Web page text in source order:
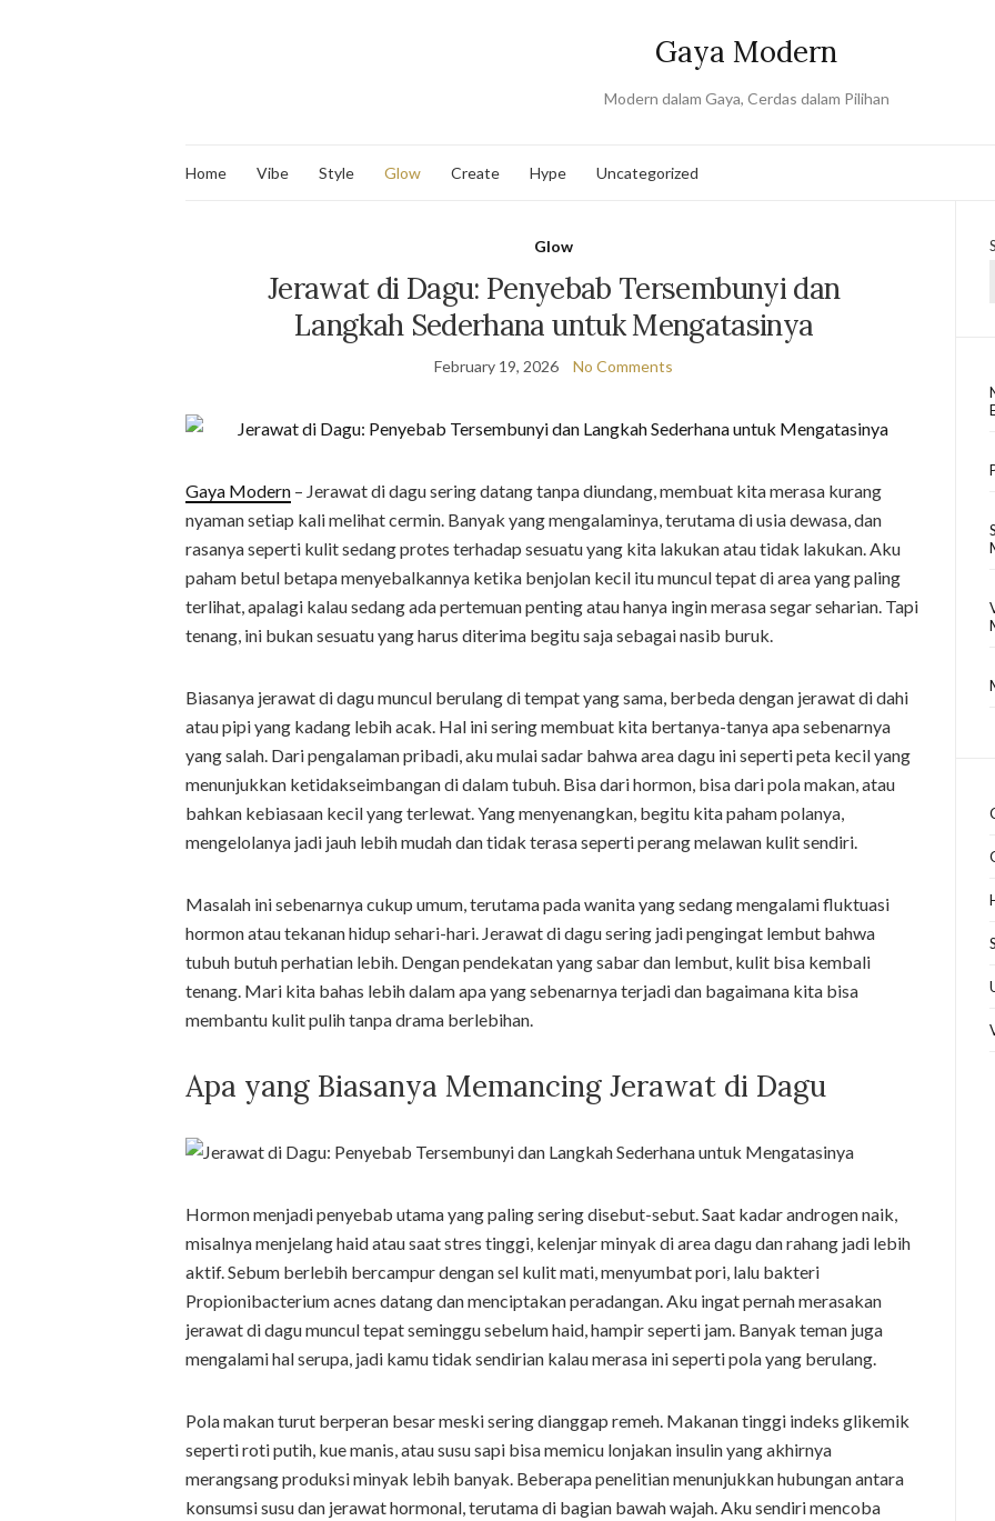
Gaya Modern
Modern dalam Gaya, Cerdas dalam Pilihan
Home Vibe Style Glow Create Hype Uncategorized
Glow
Jerawat di Dagu: Penyebab Tersembunyi dan
Langkah Sederhana untuk Mengatasinya
February 19, 2026 No Comments
Gaya Modern – Jerawat di dagu sering datang tanpa diundang, membuat kita merasa kurang
nyaman setiap kali melihat cermin. Banyak yang mengalaminya, terutama di usia dewasa, dan
rasanya seperti kulit sedang protes terhadap sesuatu yang kita lakukan atau tidak lakukan. Aku
paham betul betapa menyebalkannya ketika benjolan kecil itu muncul tepat di area yang paling
terlihat, apalagi kalau sedang ada pertemuan penting atau hanya ingin merasa segar seharian. Tapi
tenang, ini bukan sesuatu yang harus diterima begitu saja sebagai nasib buruk.
Biasanya jerawat di dagu muncul berulang di tempat yang sama, berbeda dengan jerawat di dahi
atau pipi yang kadang lebih acak. Hal ini sering membuat kita bertanya-tanya apa sebenarnya
yang salah. Dari pengalaman pribadi, aku mulai sadar bahwa area dagu ini seperti peta kecil yang
menunjukkan ketidakseimbangan di dalam tubuh. Bisa dari hormon, bisa dari pola makan, atau
bahkan kebiasaan kecil yang terlewat. Yang menyenangkan, begitu kita paham polanya,
mengelolanya jadi jauh lebih mudah dan tidak terasa seperti perang melawan kulit sendiri.
Masalah ini sebenarnya cukup umum, terutama pada wanita yang sedang mengalami fluktuasi
hormon atau tekanan hidup sehari-hari. Jerawat di dagu sering jadi pengingat lembut bahwa
tubuh butuh perhatian lebih. Dengan pendekatan yang sabar dan lembut, kulit bisa kembali
tenang. Mari kita bahas lebih dalam apa yang sebenarnya terjadi dan bagaimana kita bisa
membantu kulit pulih tanpa drama berlebihan.
Apa yang Biasanya Memancing Jerawat di Dagu
Hormon menjadi penyebab utama yang paling sering disebut-sebut. Saat kadar androgen naik,
misalnya menjelang haid atau saat stres tinggi, kelenjar minyak di area dagu dan rahang jadi lebih
aktif. Sebum berlebih bercampur dengan sel kulit mati, menyumbat pori, lalu bakteri
Propionibacterium acnes datang dan menciptakan peradangan. Aku ingat pernah merasakan
jerawat di dagu muncul tepat seminggu sebelum haid, hampir seperti jam. Banyak teman juga
mengalami hal serupa, jadi kamu tidak sendirian kalau merasa ini seperti pola yang berulang.
Pola makan turut berperan besar meski sering dianggap remeh. Makanan tinggi indeks glikemik
seperti roti putih, kue manis, atau susu sapi bisa memicu lonjakan insulin yang akhirnya
merangsang produksi minyak lebih banyak. Beberapa penelitian menunjukkan hubungan antara
konsumsi susu dan jerawat hormonal, terutama di bagian bawah wajah. Aku sendiri mencoba